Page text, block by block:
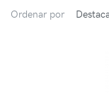
Ordenar por